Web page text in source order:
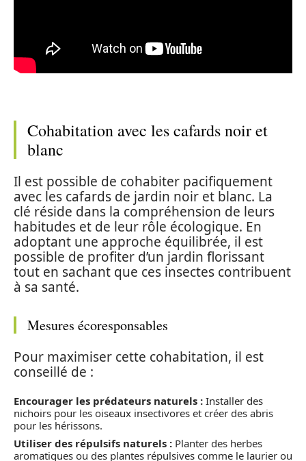
Cohabitation avec les cafards noir et
blanc
Il est possible de cohabiter pacifiquement
avec les cafards de jardin noir et blanc. La
clé réside dans la compréhension de leurs
habitudes et de leur rôle écologique. En
adoptant une approche équilibrée, il est
possible de profiter d’un jardin florissant
tout en sachant que ces insectes contribuent
à sa santé.
Mesures écoresponsables
Pour maximiser cette cohabitation, il est
conseillé de :
Encourager les prédateurs naturels : Installer des
nichoirs pour les oiseaux insectivores et créer des abris
pour les hérissons.
Utiliser des répulsifs naturels : Planter des herbes
aromatiques ou des plantes répulsives comme le laurier ou